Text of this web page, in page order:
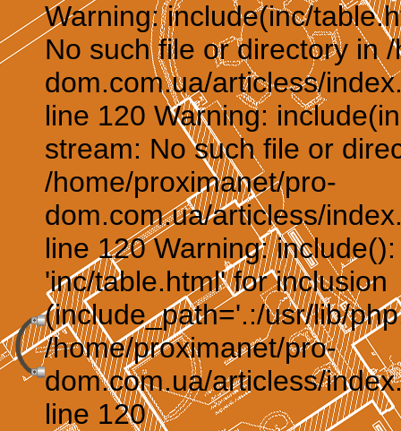
Warning: include(inc/
No such file or directory in
dom.com.ua/articless/
line 120 Warning:
stream: No such file or
/home/proximanet/pro-
dom.com.ua/articless/
line 120 Warning:
'inc/table.html' for inclusion
(include_path='.:/usr/lib/
/home/proximanet/pro-
dom.com.ua/articless/
line 120